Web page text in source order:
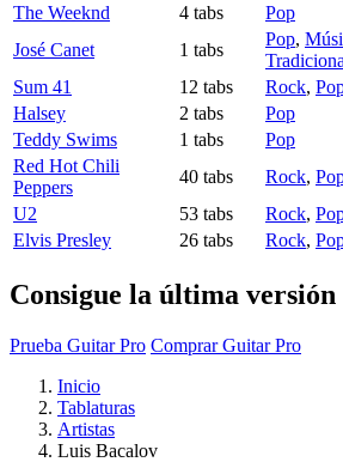
The Weeknd
4 tabs
Pop
José Canet
1 tabs
Pop,
Sum 41
12 tabs Rock,
Halsey
2 tabs
Pop
Teddy Swims
1 tabs
Pop
Red Hot Chili
Peppers
40 tabs Rock,
U2
53 tabs Rock,
Elvis Presley
26 tabs Rock,
Consigue la última
Prueba Guitar Pro Comprar Guitar Pro
Inicio
Tablaturas
Artistas
Luis Bacalov